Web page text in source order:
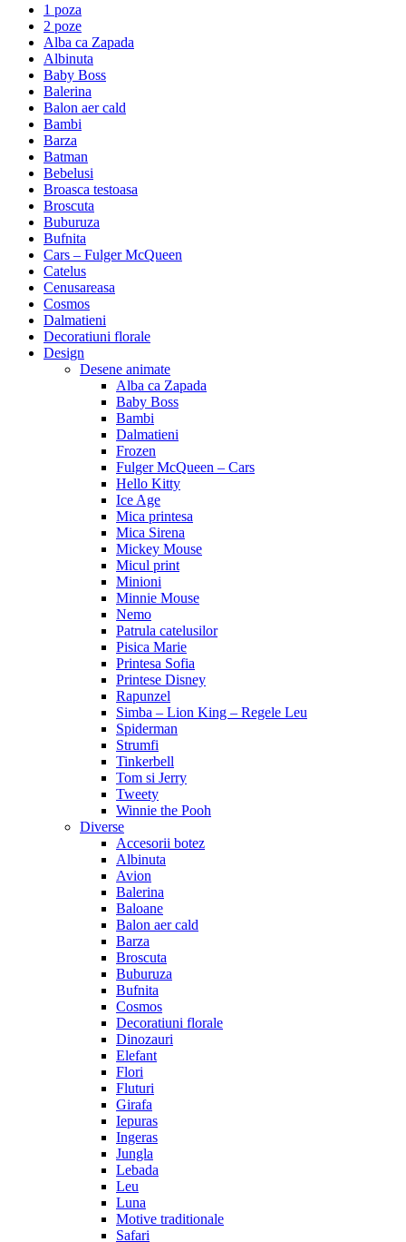
1 poza
2 poze
Alba ca Zapada
Albinuta
Baby Boss
Balerina
Balon aer cald
Bambi
Barza
Batman
Bebelusi
Broasca testoasa
Broscuta
Buburuza
Bufnita
Cars – Fulger McQueen
Catelus
Cenusareasa
Cosmos
Dalmatieni
Decoratiuni florale
Design
Desene animate
Alba ca Zapada
Baby Boss
Bambi
Dalmatieni
Frozen
Fulger McQueen – Cars
Hello Kitty
Ice Age
Mica printesa
Mica Sirena
Mickey Mouse
Micul print
Minioni
Minnie Mouse
Nemo
Patrula catelusilor
Pisica Marie
Printesa Sofia
Printese Disney
Rapunzel
Simba – Lion King – Regele Leu
Spiderman
Strumfi
Tinkerbell
Tom si Jerry
Tweety
Winnie the Pooh
Diverse
Accesorii botez
Albinuta
Avion
Balerina
Baloane
Balon aer cald
Barza
Broscuta
Buburuza
Bufnita
Cosmos
Decoratiuni florale
Dinozauri
Elefant
Flori
Fluturi
Girafa
Iepuras
Ingeras
Jungla
Lebada
Leu
Luna
Motive traditionale
Safari